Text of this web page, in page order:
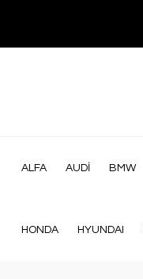
ALFA AUDİ BMW
HONDA HYUNDAI